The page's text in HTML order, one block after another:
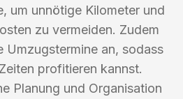
um unnötige Kilometer und
zu vermeiden. Zudem
Umzugstermine an, sodass
profitieren kannst.
Planung und Organisation